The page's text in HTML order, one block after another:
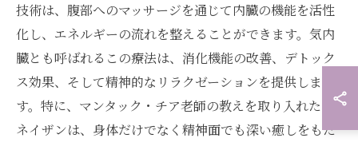
技術は、腹部へのマッサージを通じて内臓の機能を活性
化し、エネルギーの流れを整えることができます。気内
臓とも呼ばれるこの療法は、消化機能の改善、デトック
ス効果、そして精神的なリラクゼーションを提供しま
す。特に、マンタック・チア老師の教えを取り入れたチ
ネイザンは、身体だけでなく精神面でも深い癒しをもた